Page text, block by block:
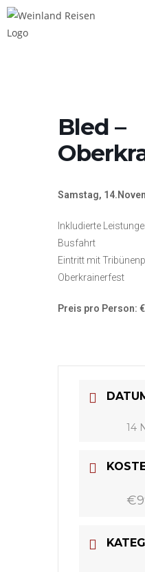
Bled –
Samstag,
Inkludierte
Busfahrt
Eintritt mit
Oberkrainerfest
Preis pro Person:
14